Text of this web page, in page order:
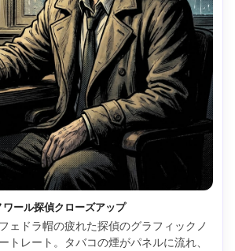
ワール探偵クローズアップ
ェドラ帽の疲れた探偵のグラフィックノ
トレート。タバコの煙がパネルに流れ、